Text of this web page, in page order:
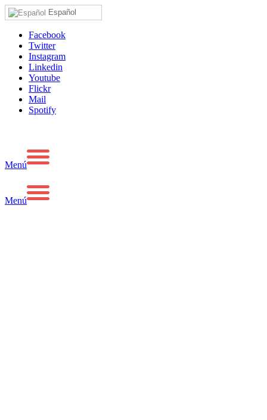
Español
Facebook
Twitter
Instagram
Linkedin
Youtube
Flickr
Mail
Spotify
Menú
Menú